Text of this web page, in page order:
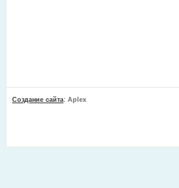
Создание сайта: Aplex